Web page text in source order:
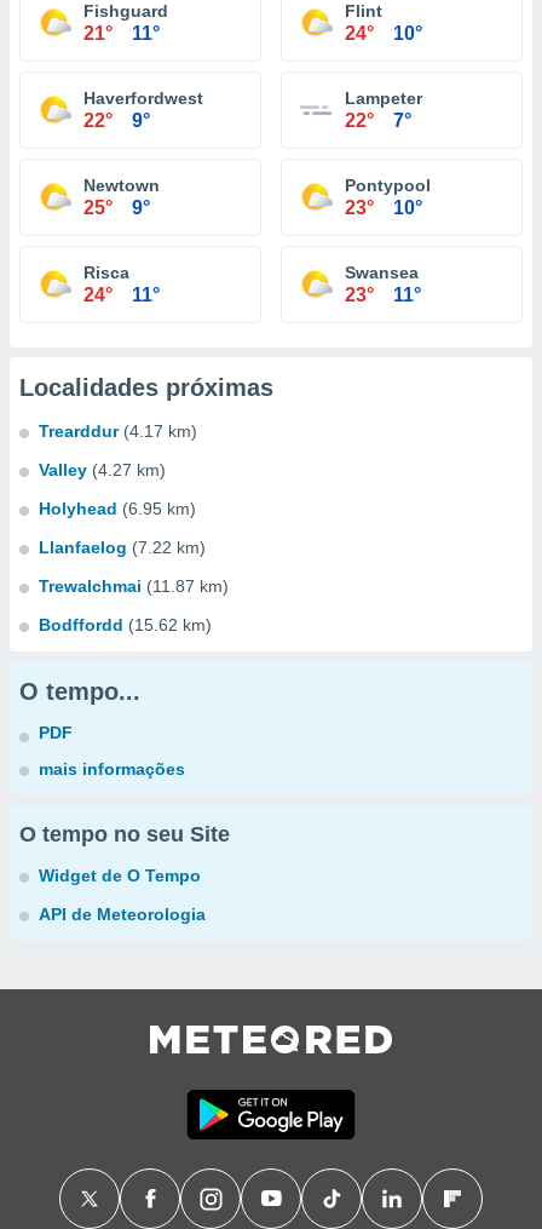
Fishguard
21° 11°
Flint
24° 10°
Haverfordwest
22° 9°
Lampeter
22° 7°
Newtown
25° 9°
Pontypool
23° 10°
Risca
24° 11°
Swansea
23° 11°
Localidades próximas
Trearddur (4.17 km)
Valley (4.27 km)
Holyhead (6.95 km)
Llanfaelog (7.22 km)
Trewalchmai (11.87 km)
Bodffordd (15.62 km)
O tempo...
PDF
mais informações
O tempo no seu Site
Widget de O Tempo
API de Meteorologia